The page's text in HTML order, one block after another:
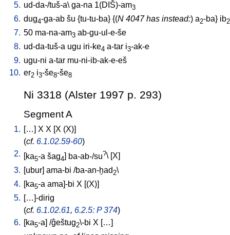
5. ud-da-/tuš-a\ ga-na 1(DIŠ)-am3
6. dug4-ga-ab šu {tu-tu-ba} {(N 4047 has instead:) a2-ba} ib2
7. 50 ma-na-am3 ab-gu-ul-e-še
8. ud-da-tuš-a ugu iri-ke4 a-tar i3-ak-e
9. ugu-ni a-tar mu-ni-ib-ak-e-eš
10. er2 i3-še8-še8
Ni 3318 (Alster 1997 p. 293)
Segment A
1. […] X X [X (X)]
(cf. 6.1.02.59-60)
2.
ka5-a šag4 ba-ab-/su?\ [ X
3. [ubur] ama-bi /ba-an-ḫad2\
4. [ka5-a ama]-bi X [(X)]
5. […]-dirig
(cf. 6.1.02.61, 6.2.5: P 374)
6. [ka5-a] /ĝeštug2\-bi X […]